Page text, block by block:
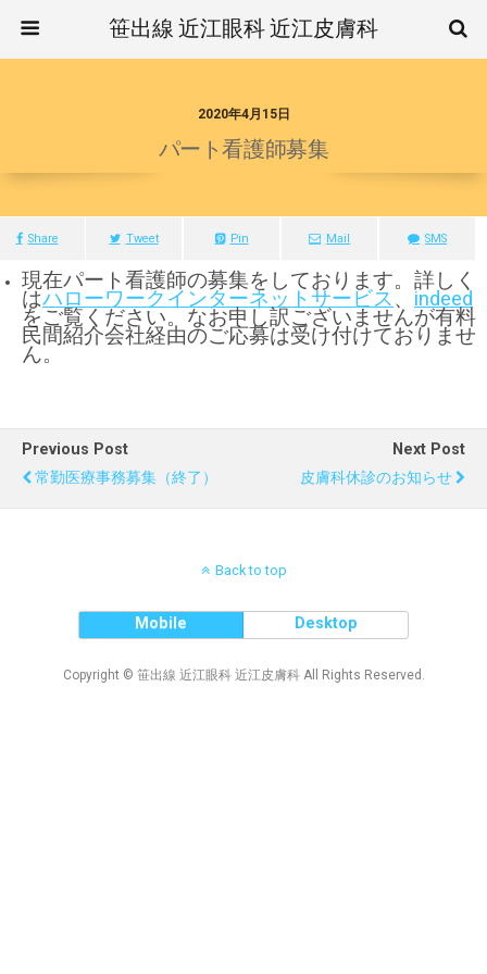
笹出線 近江眼科 近江皮膚科
2020年4月15日
パート看護師募集
Share Tweet Pin Mail SMS
現在パート看護師の募集をしております。詳しく
はハローワークインターネットサービス、 indeed
をご覧ください。なお申し訳ございませんが有料
民間紹介会社経由のご応募は受け付けておりませ
ん。
Previous Post
常勤医療事務募集（終了）
Next Post
皮膚科休診のお知らせ
Back to top
Mobile Desktop
Copyright © 笹出線 近江眼科 近江皮膚科 All Rights Reserved.